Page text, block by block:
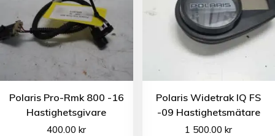
Polaris Pro-Rmk 800 -16
Hastighetsgivare
400.00kr
Polaris Widetrak IQ FS
-09 Hastighetsmätare
1 500.00kr